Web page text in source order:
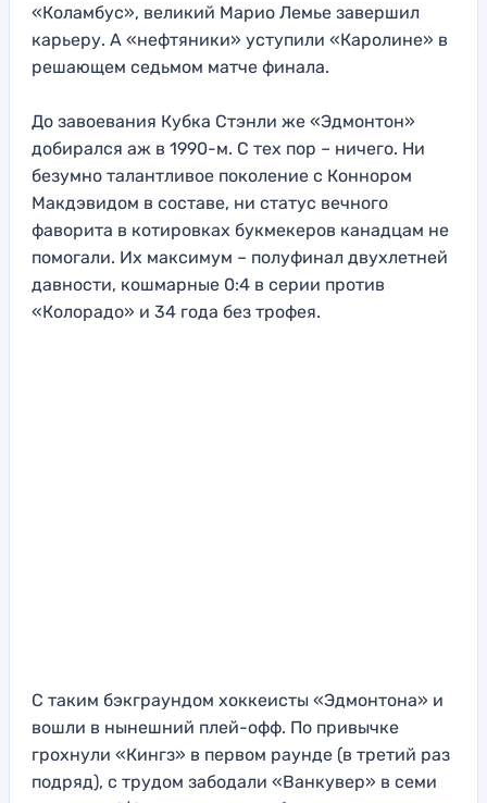
«Коламбус», великий Марио Лемье завершил
карьеру. А «нефтяники» уступили «Каролине» в
решающем седьмом матче финала.
До завоевания Кубка Стэнли же «Эдмонтон»
добирался аж в 1990-м. С тех пор – ничего. Ни
безумно талантливое поколение с Коннором
Макдэвидом в составе, ни статус вечного
фаворита в котировках букмекеров канадцам не
помогали. Их максимум – полуфинал двухлетней
давности, кошмарные 0:4 в серии против
«Колорадо» и 34 года без трофея.
С таким бэкграундом хоккеисты «Эдмонтона» и
вошли в нынешний плей-офф. По привычке
грохнули «Кингз» в первом раунде (в третий раз
подряд), с трудом забодали «Ванкувер» в семи